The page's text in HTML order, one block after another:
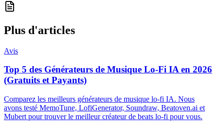
Plus d'articles
Avis
Top 5 des Générateurs de Musique Lo-Fi IA en 2026
(Gratuits et Payants)
Comparez les meilleurs générateurs de musique lo-fi IA. Nous
avons testé MemoTune, LofiGenerator, Soundraw, Beatoven.ai et
Mubert pour trouver le meilleur créateur de beats lo-fi pour vous.